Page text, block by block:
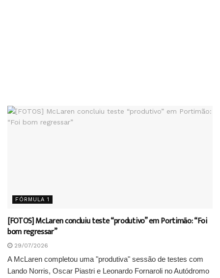
FÓRMULA 1
[FOTOS] McLaren concluiu teste “produtivo” em Portimão: “Foi
bom regressar”
29/07/2026
A McLaren completou uma "produtiva" sessão de testes com
Lando Norris, Oscar Piastri e Leonardo Fornaroli no Autódromo